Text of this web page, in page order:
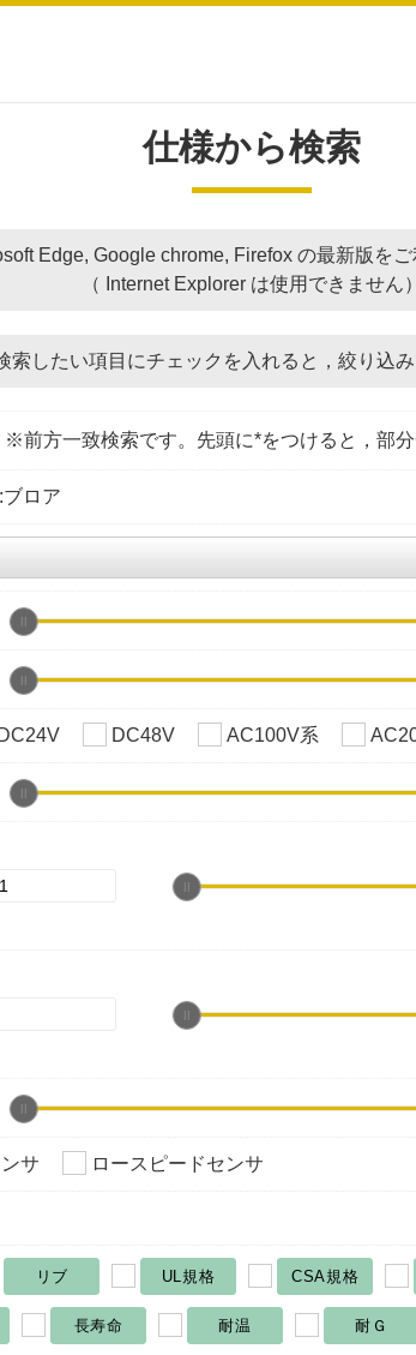
仕様から検索
Edge, Google chrome, Firefox の最新版をご
（ Internet Explorer は使用できません）
索したい項目にチェックを入れると， 絞り込み
※前方一致検索です。先頭に*をつけると，部分
ブロア
DC24V DC48V AC100V系
サ ロースピードセンサ
リブ UL規格 CSA規格
長寿命 耐温 耐Ｇ